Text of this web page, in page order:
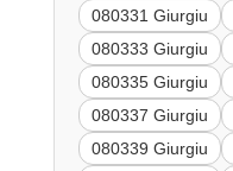
080331 Giurgiu
080333 Giurgiu
080335 Giurgiu
080337 Giurgiu
080339 Giurgiu